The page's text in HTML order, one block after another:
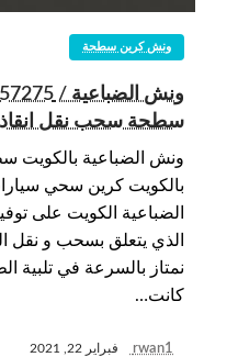
ونش كرين سطحة
سطحة سحب نقل انقاذ
ونش الضباعية بالكويت
بالكويت كرين سحي
الضباعية الكويت على
الذي يتعلق بسحب و نقل
نمتاز بالسرعة في تلبية
كانت…
rwan1 فبراير 22, 2021